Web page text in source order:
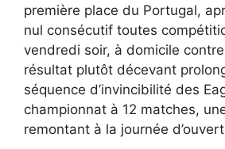
première place du Portugal,
nul consécutif toutes
vendredi soir, à domicile
résultat plutôt décevant
séquence d’invincibilité des
championnat à 12 matches,
remontant à la journée